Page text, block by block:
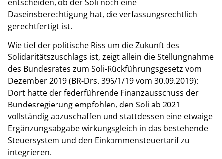
entscheiden, ob der Soli noch eine
Daseinsberechtigung hat, die verfassungsrechtlich
gerechtfertigt ist.
Wie tief der politische Riss um die Zukunft des
Solidaritätszuschlags ist, zeigt allein die Stellungnahme
des Bundesrates zum Soli-Rückführungsgesetz vom
Dezember 2019 (BR-Drs. 396/1/19 vom 30.09.2019):
Dort hatte der federführende Finanzausschuss der
Bundesregierung empfohlen, den Soli ab 2021
vollständig abzuschaffen und stattdessen eine etwaige
Ergänzungsabgabe wirkungsgleich in das bestehende
Steuersystem und den Einkommensteuertarif zu
integrieren.